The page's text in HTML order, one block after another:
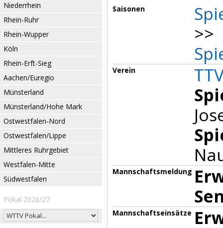
Niederrhein
Rhein-Ruhr
Rhein-Wupper
Köln
Rhein-Erft-Sieg
Aachen/Euregio
Münsterland
Münsterland/Hohe Mark
Ostwestfalen-Nord
Ostwestfalen/Lippe
Mittleres Ruhrgebiet
Westfalen-Mitte
Südwestfalen
Pokal 2026/27
Saisonen
>>
Verein
Mannschaftsmeldung
Mannschaftseinsätze